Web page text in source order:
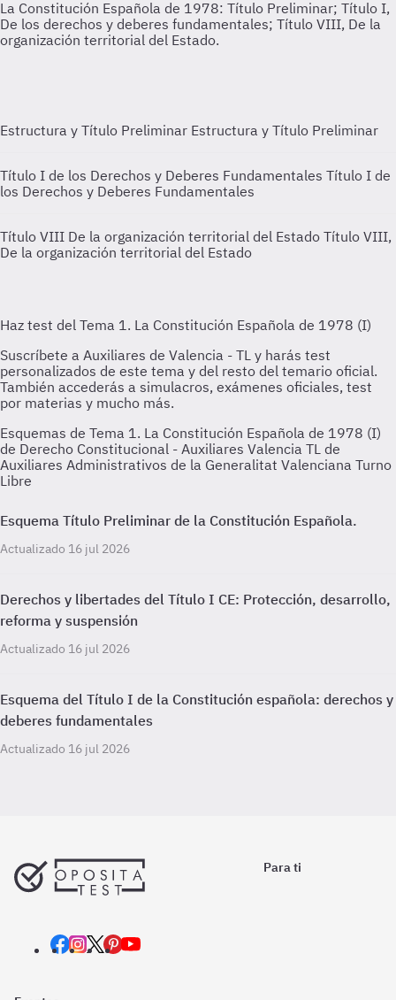
Estructura y Título Preliminar Estructura y Título Preliminar
Título I de los Derechos y Deberes Fundamentales Título I de
los Derechos y Deberes Fundamentales
Título VIII De la organización territorial del Estado Título VIII,
De la organización territorial del Estado
Esquemas de Tema 1. La Constitución Española de 1978 (I)
de Derecho Constitucional - Auxiliares Valencia TL de
Auxiliares Administrativos de la Generalitat Valenciana Turno
Libre
Esquema Título Preliminar de la Constitución Española.
Actualizado 16 jul 2026
Derechos y libertades del Título I CE: Protección, desarrollo,
reforma y suspensión
Actualizado 16 jul 2026
Esquema del Título I de la Constitución española: derechos y
deberes fundamentales
Actualizado 16 jul 2026
Para ti